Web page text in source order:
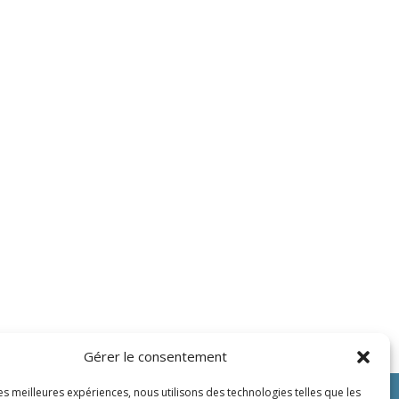
Gérer le consentement
meilleures expériences, nous utilisons des technologies telles que les